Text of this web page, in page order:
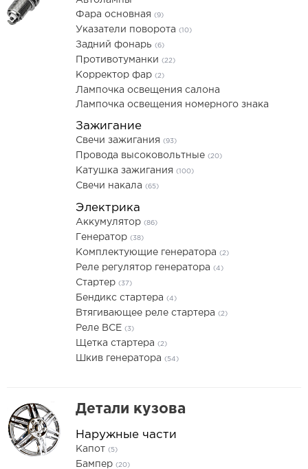
Фара основная (9)
Указатели поворота (10)
Задний фонарь (6)
Противотуманки (22)
Корректор фар (2)
Лампочка освещения салона
Лампочка освещения номерного знака
Зажигание
Свечи зажигания (93)
Провода высоковольтные (20)
Катушка зажигания (100)
Свечи накала (65)
Электрика
Аккумулятор (86)
Генератор (38)
Комплектующие генератора (2)
Реле регулятор генератора (4)
Стартер (37)
Бендикс стартера (4)
Втягивающее реле стартера (2)
Реле ВСЕ (3)
Щетка стартера (2)
Шкив генератора (54)
Детали кузова
Наружные части
Капот (5)
Бампер (20)